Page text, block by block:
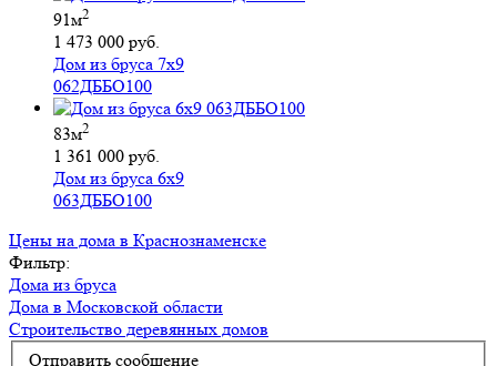
91м2
1 473 000 руб.
Дом из бруса 7х9
062ДББО100
83м2
1 361 000 руб.
Дом из бруса 6х9
063ДББО100
Цены на дома в Краснознаменске
Фильтр:
Дома из бруса
Дома в Московской области
Строительство деревянных домов
Отправить сообщение